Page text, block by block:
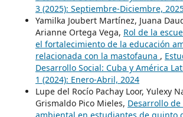
3 (2025): Septiembre-Diciembre,
Yamilka Joubert Martínez, Juana
Arianne Ortega Vega, Rol de la
el fortalecimiento de la educación
relacionada con la mastofauna ,
Desarrollo Social: Cuba y América
1 (2024): Enero-Abril, 2024
Lupe del Rocío Pachay Loor, Yulexy
Grismaldo Pico Mieles, Desarrollo